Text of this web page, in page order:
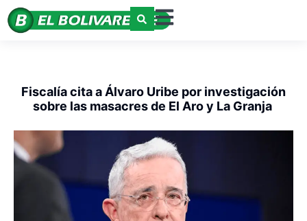
Fiscalía cita a Álvaro Uribe por investigación
sobre las masacres de El Aro y La Granja